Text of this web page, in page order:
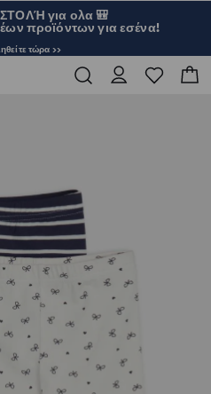
για ολα 🎒
προϊόντων για εσένα!
τώρα >>